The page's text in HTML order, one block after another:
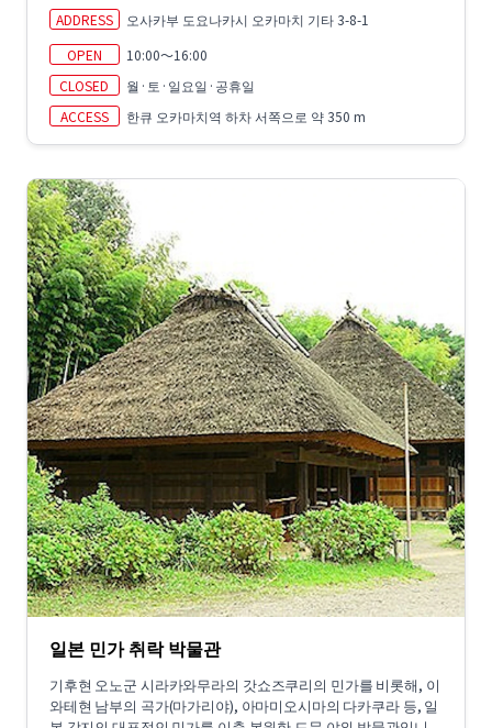
ADDRESS
오사카부 도요나카시 오카마치 기타 3-8-1
OPEN
10:00～16:00
CLOSED
월·토·일요일·공휴일
ACCESS
한큐 오카마치역 하차 서쪽으로 약 350 m
일본 민가 취락 박물관
기후현 오노군 시라카와무라의 갓쇼즈쿠리의 민가를 비롯해, 이
와테현 남부의 곡가(마가리야), 아마미오시마의 다카쿠라 등, 일